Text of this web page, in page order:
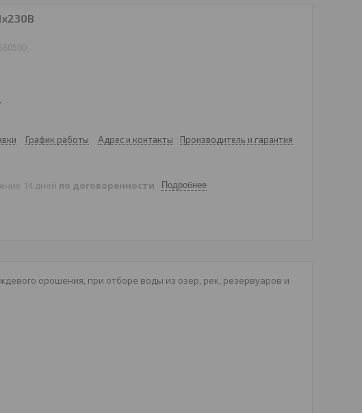
График работы Адрес и контакты Производитель и гарантия
14 дней по договоренности Подробнее
орошения, при отборе воды из озер, рек, резервуаров и